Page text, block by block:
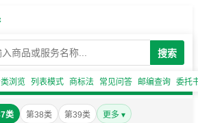
搜索
浏览 列表模式 商标法 常见问答 邮编查询 委托
类 第38类 第39类 更多 ▾